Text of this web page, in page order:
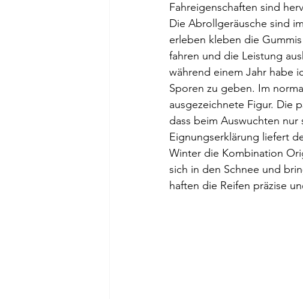
Fahreigenschaften sind
Die Abrollgeräusche sind
erleben kleben die
fahren und die Leistung
während einem Jahr habe
Sporen zu geben. Im
ausgezeichnete Figur. Die
dass beim Auswuchten
Eignungserklärung liefert
Winter die Kombination
sich in den Schnee und
haften die Reifen präzise